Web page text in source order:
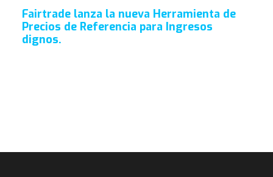
Fairtrade lanza la nueva Herramienta de
Precios de Referencia para Ingresos
dignos.